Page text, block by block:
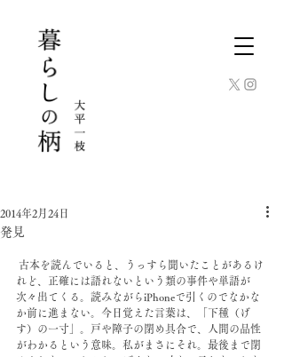
発見
2014年2月24日
れど、正確には語れないという類の事件や単語が
次々出てくる。読みながらiPhoneで引くのでなかな
か前に進まない。今日覚えた言葉は、「下種（げ
す）の一寸」。戸や障子の閉め具合で、人間の品性
がわかるという意味。私がまさにそれ。最後まで閉